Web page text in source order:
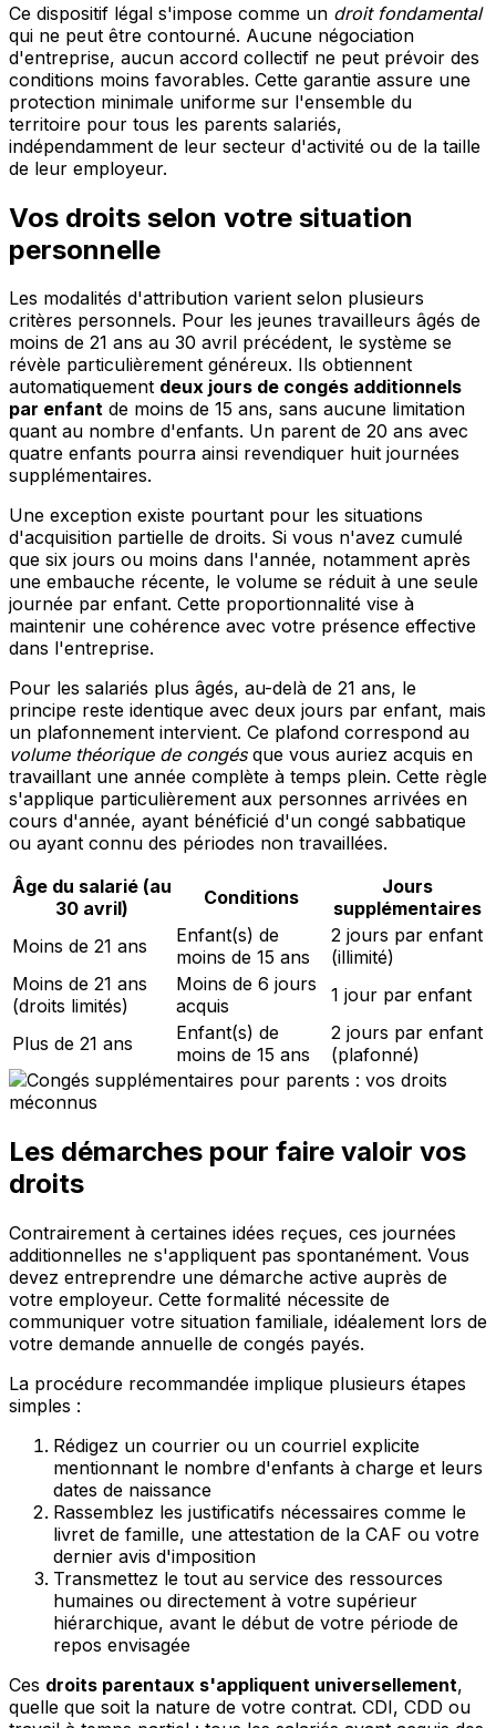
Ce dispositif légal s'impose comme un droit fondamental
qui ne peut être contourné. Aucune négociation
d'entreprise, aucun accord collectif ne peut prévoir des
conditions moins favorables. Cette garantie assure une
protection minimale uniforme sur l'ensemble du
territoire pour tous les parents salariés,
indépendamment de leur secteur d'activité ou de la taille
de leur employeur.
Vos droits selon votre situation
personnelle
Les modalités d'attribution varient selon plusieurs
critères personnels. Pour les jeunes travailleurs âgés de
moins de 21 ans au 30 avril précédent, le système se
révèle particulièrement généreux. Ils obtiennent
automatiquement deux jours de congés additionnels
par enfant de moins de 15 ans, sans aucune limitation
quant au nombre d'enfants. Un parent de 20 ans avec
quatre enfants pourra ainsi revendiquer huit journées
supplémentaires.
Une exception existe pourtant pour les situations
d'acquisition partielle de droits. Si vous n'avez cumulé
que six jours ou moins dans l'année, notamment après
une embauche récente, le volume se réduit à une seule
journée par enfant. Cette proportionnalité vise à
maintenir une cohérence avec votre présence effective
dans l'entreprise.
Pour les salariés plus âgés, au-delà de 21 ans, le
principe reste identique avec deux jours par enfant, mais
un plafonnement intervient. Ce plafond correspond au
volume théorique de congésque vous auriez acquis en
travaillant une année complète à temps plein. Cette règle
s'applique particulièrement aux personnes arrivées en
cours d'année, ayant bénéficié d'un congé sabbatique
ou ayant connu des périodes non travaillées.
Âge du salarié (au
30 avril)
Conditions
Jours
supplémentaires
Moins de 21 ans
Enfant(s) de
moins de 15 ans
2 jours par enfant
(illimité)
Moins de 21 ans
(droits limités)
Moins de 6 jours
acquis
1 jour par enfant
Plus de 21 ans
Enfant(s) de
moins de 15 ans
2 jours par enfant
(plafonné)
Les démarches pour faire valoir vos
droits
Contrairement à certaines idées reçues, ces journées
additionnelles ne s'appliquent pas spontanément. Vous
devez entreprendre une démarche active auprès de
votre employeur. Cette formalité nécessite de
communiquer votre situation familiale, idéalement lors de
votre demande annuelle de congés payés.
La procédure recommandée implique plusieurs étapes
simples :
Rédigez un courrier ou un courriel explicite
mentionnant le nombre d'enfants à charge et leurs
dates de naissance
Rassemblez les justificatifs nécessaires comme le
livret de famille, une attestation de la CAF ou votre
dernier avis d'imposition
Transmettez le tout au service des ressources
humaines ou directement à votre supérieur
hiérarchique, avant le début de votre période de
repos envisagée
Ces droits parentaux s'appliquent universellement,
quelle que soit la nature de votre contrat. CDI, CDD ou